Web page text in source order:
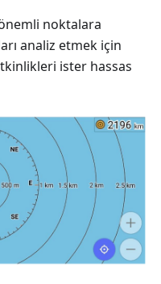
noktalara
analiz etmek için
ister hassas